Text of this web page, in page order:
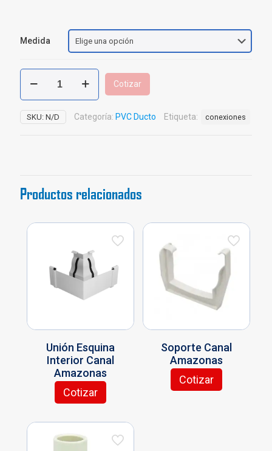
Medida
Curva
PVC
Ducto
cantidad
Cotizar
SKU: N/D Categoría: PVC Ducto Etiqueta: conexiones
Productos relacionados
Unión Esquina
Interior Canal
Amazonas
Cotizar
Soporte Canal
Amazonas
Cotizar